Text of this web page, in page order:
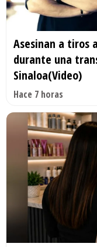
Asesinan a tiros
durante una
Sinaloa(Video)
Hace 7 horas